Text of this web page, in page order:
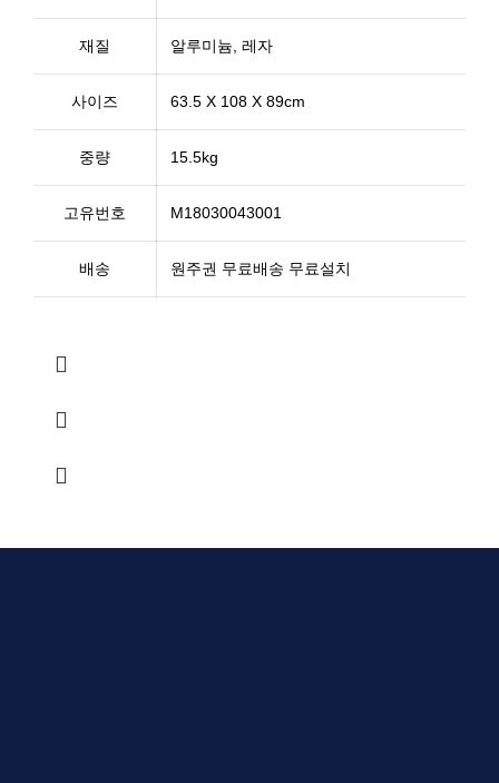
재질 알루미늄, 레자
사이즈 63.5 X 108 X 89cm
중량 15.5kg
고유번호 M18030043001
배송 원주권 무료배송 무료설치